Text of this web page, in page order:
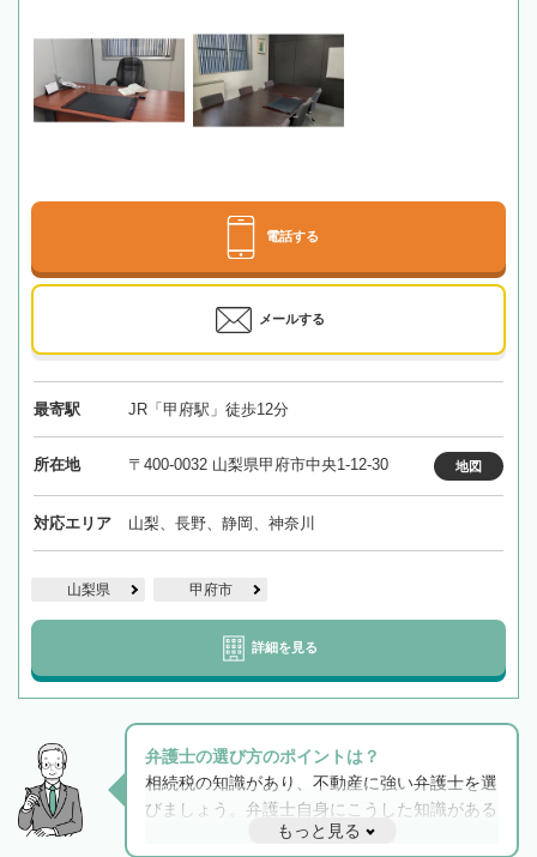
電話する
メールする
最寄駅 JR「甲府駅」徒歩12分
所在地 〒400-0032 山梨県甲府市中央1-12-30 地図
対応エリア 山梨、長野、静岡、神奈川
山梨県 甲府市
詳細を見る
弁護士の選び方のポイントは？
相続税の知識があり、不動産に強い弁護士を選
びましょう。弁護士自身にこうした知識がある
と他士業との連携もスムーズに進み、トラブル
もっと見る